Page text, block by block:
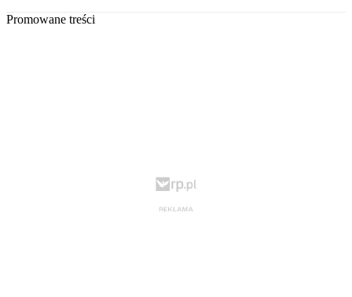
Promowane treści